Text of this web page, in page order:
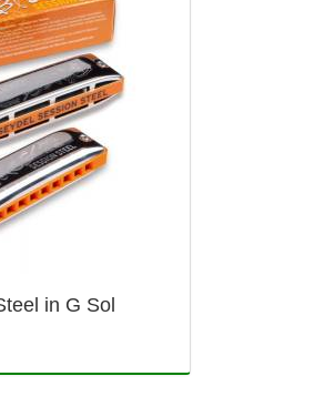
in G Sol